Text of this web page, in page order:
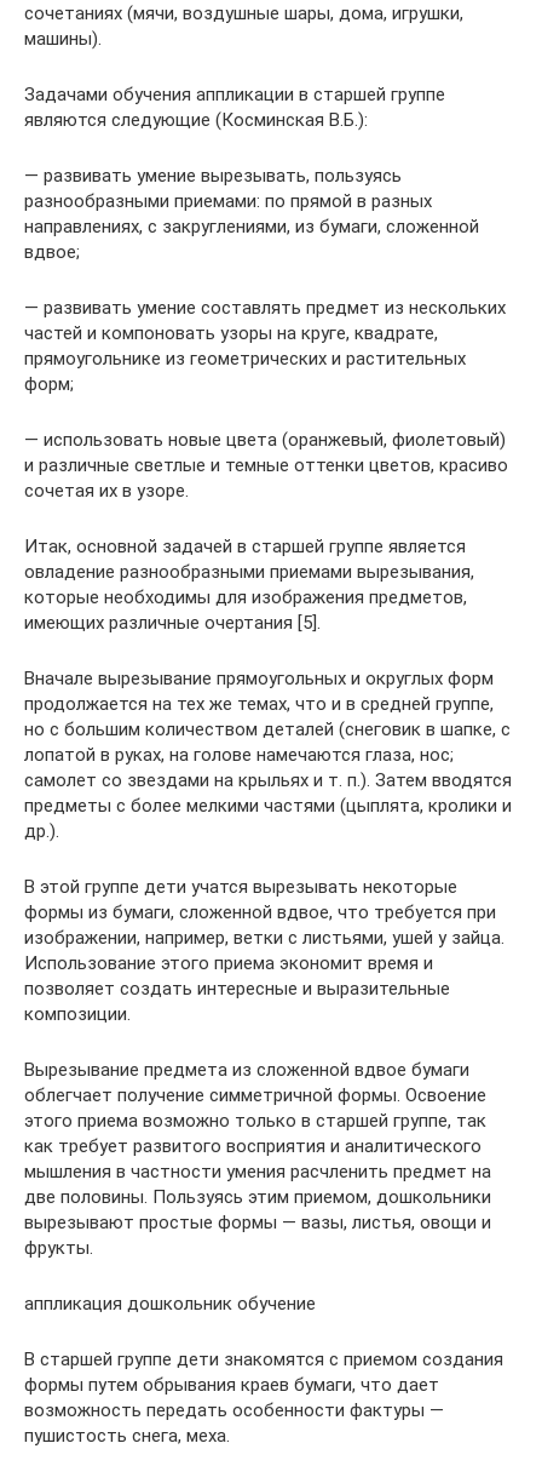
сочетаниях (мячи, воздушные шары, дома, игрушки,
машины).
Задачами обучения аппликации в старшей группе
являются следующие (Косминская В.Б.):
— развивать умение вырезывать, пользуясь
разнообразными приемами: по прямой в разных
направлениях, с закруглениями, из бумаги, сложенной
вдвое;
— развивать умение составлять предмет из нескольких
частей и компоновать узоры на круге, квадрате,
прямоугольнике из геометрических и растительных
форм;
— использовать новые цвета (оранжевый, фиолетовый)
и различные светлые и темные оттенки цветов, красиво
сочетая их в узоре.
Итак, основной задачей в старшей группе является
овладение разнообразными приемами вырезывания,
которые необходимы для изображения предметов,
имеющих различные очертания [5].
Вначале вырезывание прямоугольных и округлых форм
продолжается на тех же темах, что и в средней группе,
но с большим количеством деталей (снеговик в шапке, с
лопатой в руках, на голове намечаются глаза, нос;
самолет со звездами на крыльях и т. п.). Затем вводятся
предметы с более мелкими частями (цыплята, кролики и
др.).
В этой группе дети учатся вырезывать некоторые
формы из бумаги, сложенной вдвое, что требуется при
изображении, например, ветки с листьями, ушей у зайца.
Использование этого приема экономит время и
позволяет создать интересные и выразительные
композиции.
Вырезывание предмета из сложенной вдвое бумаги
облегчает получение симметричной формы. Освоение
этого приема возможно только в старшей группе, так
как требует развитого восприятия и аналитического
мышления в частности умения расчленить предмет на
две половины. Пользуясь этим приемом, дошкольники
вырезывают простые формы — вазы, листья, овощи и
фрукты.
аппликация дошкольник обучение
В старшей группе дети знакомятся с приемом создания
формы путем обрывания краев бумаги, что дает
возможность передать особенности фактуры —
пушистость снега, меха.